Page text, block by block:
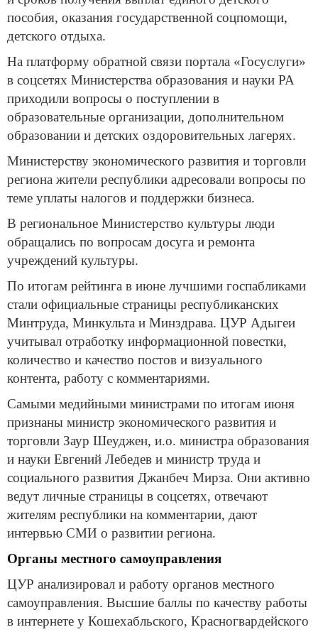
пособия, оказания государственной соцпомощи,
детского отдыха.
На платформу обратной связи портала «Госуслуги»
в соцсетях Министерства образования и науки РА
приходили вопросы о поступлении в
образовательные организации, дополнительном
образовании и детских оздоровительных лагерях.
Министерству экономического развития и торговли
региона жители республики адресовали вопросы по
теме уплаты налогов и поддержки бизнеса.
В региональное Министерство культуры люди
обращались по вопросам досуга и ремонта
учреждений культуры.
По итогам рейтинга в июне лучшими госпабликами
стали официальные страницы республиканских
Минтруда, Минкульта и Минздрава. ЦУР Адыгеи
учитывал отработку информационной повестки,
количество и качество постов и визуального
контента, работу с комментариями.
Самыми медийными министрами по итогам июня
признаны министр экономического развития и
торговли Заур Шеуджен, и.о. министра образования
и науки Евгений Лебедев и министр труда и
социального развития Джанбеч Мирза. Они активно
ведут личные страницы в соцсетях, отвечают
жителям республики на комментарии, дают
интервью СМИ о развитии региона.
Органы местного самоуправления
ЦУР анализировал и работу органов местного
самоуправления. Высшие баллы по качеству работы
в интернете у Кошехабльского, Красногвардейского